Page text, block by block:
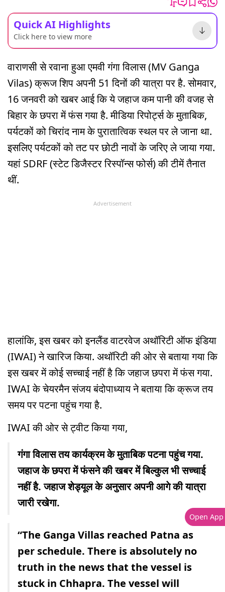
Quick AI Highlights
Click here to view more
वाराणसी से रवाना हुआ एमवी गंगा विलास (MV Ganga
Vilas) क्रूज शिप अपनी 51 दिनों की यात्रा पर है. सोमवार,
16 जनवरी को खबर आई कि ये जहाज कम पानी की वजह से
बिहार के छपरा में फंस गया है. मीडिया रिपोर्ट्स के मुताबिक,
पर्यटकों को चिरांद नाम के पुरातात्विक स्थल पर ले जाना था.
इसलिए पर्यटकों को तट पर छोटी नावों के जरिए ले जाया गया.
यहां SDRF (स्टेट डिजैस्टर रिस्पॉन्स फोर्स) की टीमें तैनात
थीं.
Advertisement
हालांकि, इस खबर को इनलैंड वाटरवेज अथॉरिटी ऑफ इंडिया
(IWAI) ने खारिज किया. अथॉरिटी की ओर से बताया गया कि
इस खबर में कोई सच्चाई नहीं है कि जहाज छपरा में फंस गया.
IWAI के चेयरमैन संजय बंदोपाध्याय ने बताया कि क्रूज तय
समय पर पटना पहुंच गया है.
IWAI की ओर से ट्वीट किया गया,
गंगा विलास तय कार्यक्रम के मुताबिक पटना पहुंच गया.
जहाज के छपरा में फंसने की खबर में बिल्कुल भी सच्चाई
नहीं है. जहाज शेड्यूल के अनुसार अपनी आगे की यात्रा
जारी रखेगा.
“The Ganga Villas reached Patna as
per schedule. There is absolutely no
truth in the news that the vessel is
stuck in Chhapra. The vessel will
Open App